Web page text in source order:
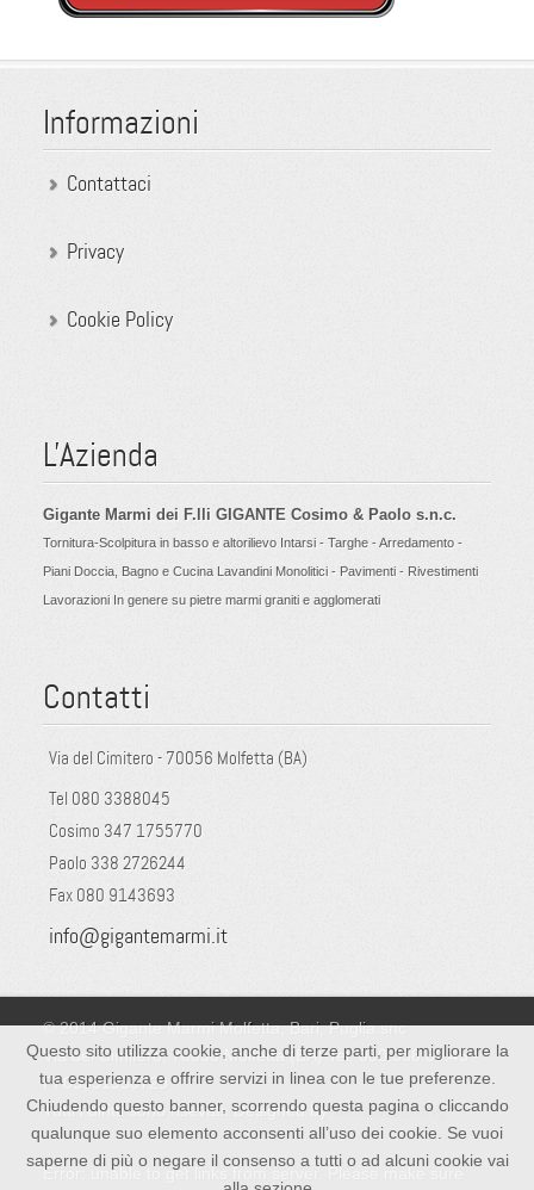
Informazioni
Contattaci
Privacy
Cookie Policy
L'Azienda
Gigante Marmi dei F.lli GIGANTE Cosimo & Paolo s.n.c.
Tornitura-Scolpitura in basso e altorilievo Intarsi - Targhe - Arredamento -
Piani Doccia, Bagno e Cucina Lavandini Monolitici - Pavimenti - Rivestimenti
Lavorazioni In genere su pietre marmi graniti e agglomerati
Contatti
Via del Cimitero - 70056 Molfetta (BA)
Tel 080 3388045
Cosimo 347 1755770
Paolo 338 2726244
Fax 080 9143693
info@gigantemarmi.it
© 2014 Gigante Marmi Molfetta, Bari, Puglia snc
Via del Cimitero, 70056 Molfetta (BA) Tel: 080.338.80.45 -
PI 05351950729
Tutti i diritti sono risevati. Designed byMitconsulting
Error: unable to get links from server. Please make sure
Questo sito utilizza cookie, anche di terze parti, per migliorare la
tua esperienza e offrire servizi in linea con le tue preferenze.
Chiudendo questo banner, scorrendo questa pagina o cliccando
qualunque suo elemento acconsenti all’uso dei cookie. Se vuoi
saperne di più o negare il consenso a tutti o ad alcuni cookie vai